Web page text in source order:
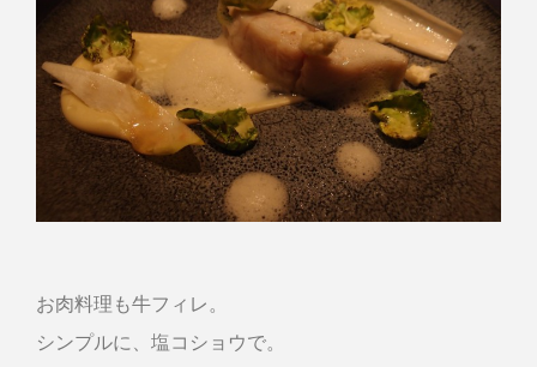
お肉料理も牛フィレ。
シンプルに、塩コショウで。